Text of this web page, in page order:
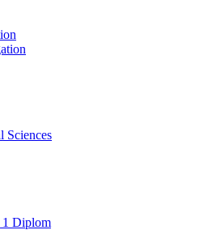
Sciences
1 Diplom